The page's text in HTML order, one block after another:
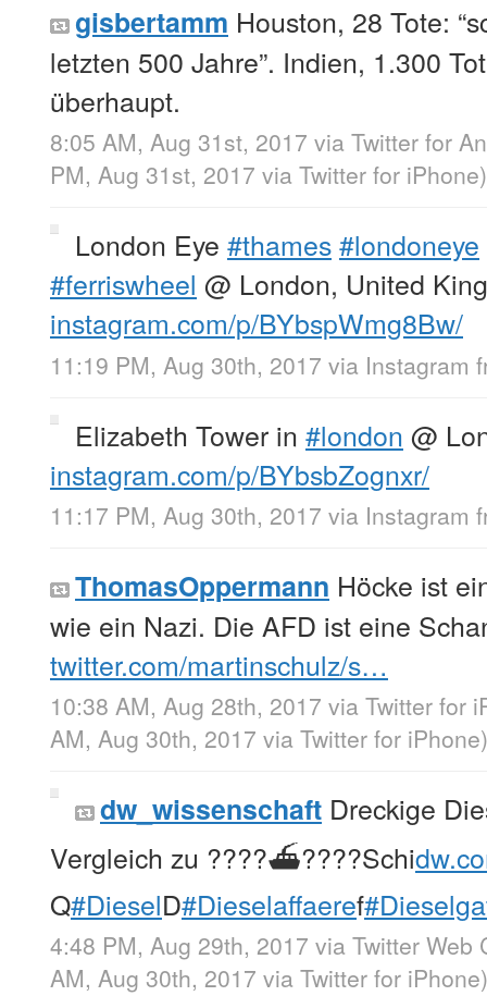
gisbertamm Houston, 28 Tote:
letzten 500 Jahre”. Indien, 1.300
überhaupt.
8:05 AM, Aug 31st, 2017 via Twitter for
PM, Aug 31st, 2017 via Twitter for iPhone)
London Eye #thames#londoneye
#ferriswheel @ London, United
instagram.com/p/BYbspWmg8Bw/
11:19 PM, Aug 30th, 2017 via Instagram
Elizabeth Tower in #london @
instagram.com/p/BYbsbZognxr/
11:17 PM, Aug 30th, 2017 via Instagram
ThomasOppermann Höcke ist
wie ein Nazi. Die AFD ist eine
twitter.com/martinschulz/s…
10:38 AM, Aug 28th, 2017 via Twitter for
AM, Aug 30th, 2017 via Twitter for iPhone)
dw_wissenschaft Dreckige
Vergleich zu ????⛴????Schi
Q#DieselD#Dieselaffaeref
4:48 PM, Aug 29th, 2017 via Twitter Web
AM, Aug 30th, 2017 via Twitter for iPhone)